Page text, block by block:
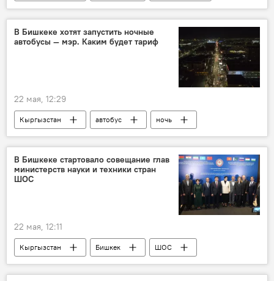
безналичный расчет
В Бишкеке хотят запустить ночные
автобусы — мэр. Каким будет тариф
22 мая, 12:29
Кыргызстан автобус
ночь
Бишкек
Айбек Джунушалиев
В Бишкеке стартовало совещание глав
министерств науки и техники стран
ШОС
22 мая, 12:11
Кыргызстан Бишкек
ШОС
совещание
наука техника